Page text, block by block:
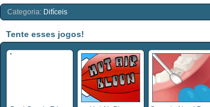
Categoria: Difíceis
Tente esses jogos!